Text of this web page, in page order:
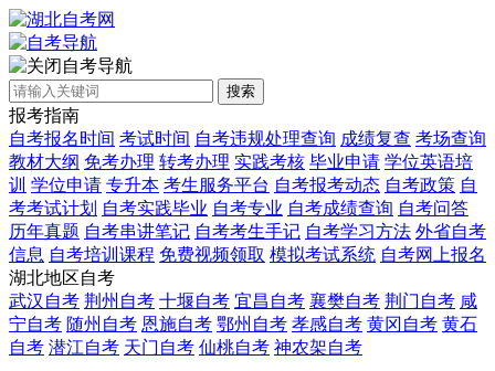
自考导航
搜索
报考指南
自考报名时间 考试时间 自考违规处理查询 成绩复查 考场查询
教材大纲 免考办理 转考办理 实践考核 毕业申请 学位英语培
训 学位申请 专升本 考生服务平台 自考报考动态 自考政策 自
考考试计划 自考实践毕业 自考专业 自考成绩查询 自考问答
历年真题 自考串讲笔记 自考考生手记 自考学习方法 外省自考
信息 自考培训课程 免费视频领取 模拟考试系统 自考网上报名
湖北地区自考
武汉自考 荆州自考 十堰自考 宜昌自考 襄樊自考 荆门自考 咸
宁自考 随州自考 恩施自考 鄂州自考 孝感自考 黄冈自考 黄石
自考 潜江自考 天门自考 仙桃自考 神农架自考